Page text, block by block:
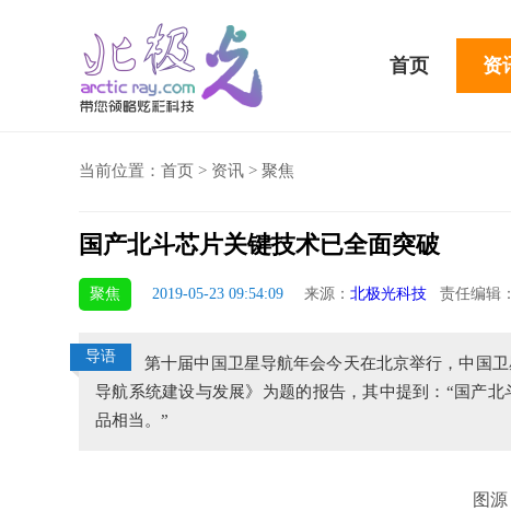
首页 资
当前位置： 首页 > 资讯 > 聚焦
国产北斗芯片关键技术已全面突破
聚焦 2019-05-23 09:54:09 来源： 北极光科技 责任编辑
导语
第十届中国卫星导航年会今天在北京举行，中国
导航系统建设与发展》为题的报告，其中提到：“国产
品相当。”
图